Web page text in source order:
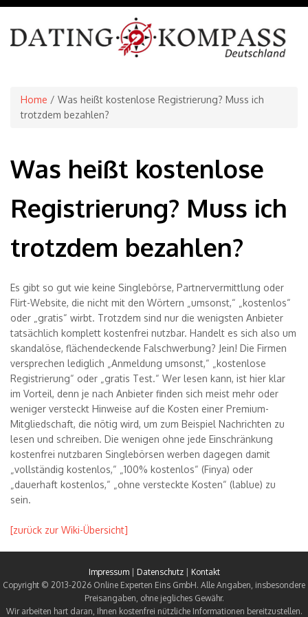
Home / Was heißt kostenlose Registrierung? Muss ich
trotzdem bezahlen?
Was heißt kostenlose
Registrierung? Muss ich
trotzdem bezahlen?
Es gibt so gut wie keine Singlebörse, Partnervermittlung oder
Flirt-Website, die nicht mit den Wörtern „umsonst,“ „kostenlos“
oder „gratis“ wirbt. Trotzdem sind nur die wenigsten Anbieter
tatsächlich komplett kostenfrei nutzbar. Handelt es sich also um
skandalöse, flächendeckende Falschwerbung? Jein! Die Firmen
versprechen lediglich „Anmeldung umsonst,“ „kostenlose
Registrierung“ oder „gratis Test.“ Wer lesen kann, ist hier klar
im Vorteil, denn je nach Anbieter finden sich meist mehr oder
weniger versteckt Hinweise auf die Kosten einer Premium-
Mitgliedschaft, die nötig wird, um zum Beispiel Nachrichten zu
lesen und schreiben. Die wenigen ohne jede Einschränkung
kostenfrei nutzbaren Singlebörsen werben dagegen damit
„vollständig kostenlos,“ „100% kostenlos“ (Finya) oder
„dauerhaft kostenlos,“ „ohne versteckte Kosten“ (lablue) zu
sein.
[zurück zur Wiki-Übersicht]
Impressum| Datenschutz| Kontakt
Copyright © 2013-2026 Online Experten Eins GmbH. Alle Angaben, insbesondere
Preisangaben, ohne jegliches Gewähr.
Wir arbeiten hart daran, Ihnen kostenfrei nützliche Informationen bereitzustellen.